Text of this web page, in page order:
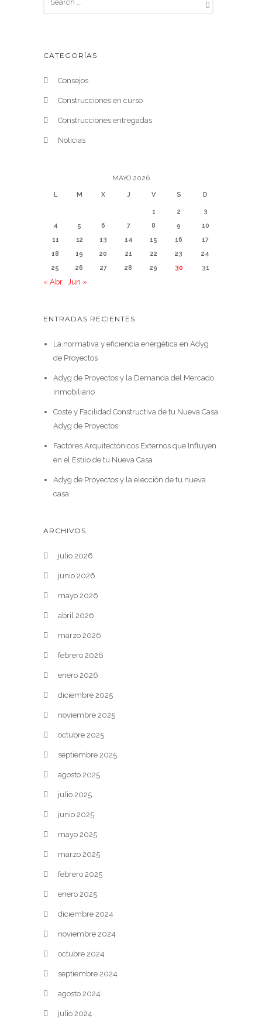
CATEGORÍAS
Consejos
Construcciones en curso
Construcciones entregadas
Noticias
MAYO 2026
L M X J V S D
1 2
3
4
5 6 7 8 9
10
11
12 13 14 15 16
17
18
19 20 21 22 23
24
25
26 27 28 29 30 31
« Abr Jun »
ENTRADAS RECIENTES
La normativa y eficiencia energética en Adyg
de Proyectos
Adyg de Proyectos y la Demanda del Mercado
Inmobiliario
Coste y Facilidad Constructiva de tu Nueva Casa
Adyg de Proyectos
Factores Arquitectónicos Externos que Influyen
en el Estilo de tu Nueva Casa
Adyg de Proyectos y la elección de tu nueva
casa
ARCHIVOS
julio 2026
junio 2026
mayo 2026
abril 2026
marzo 2026
febrero 2026
enero 2026
diciembre 2025
noviembre 2025
octubre 2025
septiembre 2025
agosto 2025
julio 2025
junio 2025
mayo 2025
marzo 2025
febrero 2025
enero 2025
diciembre 2024
noviembre 2024
octubre 2024
septiembre 2024
agosto 2024
julio 2024